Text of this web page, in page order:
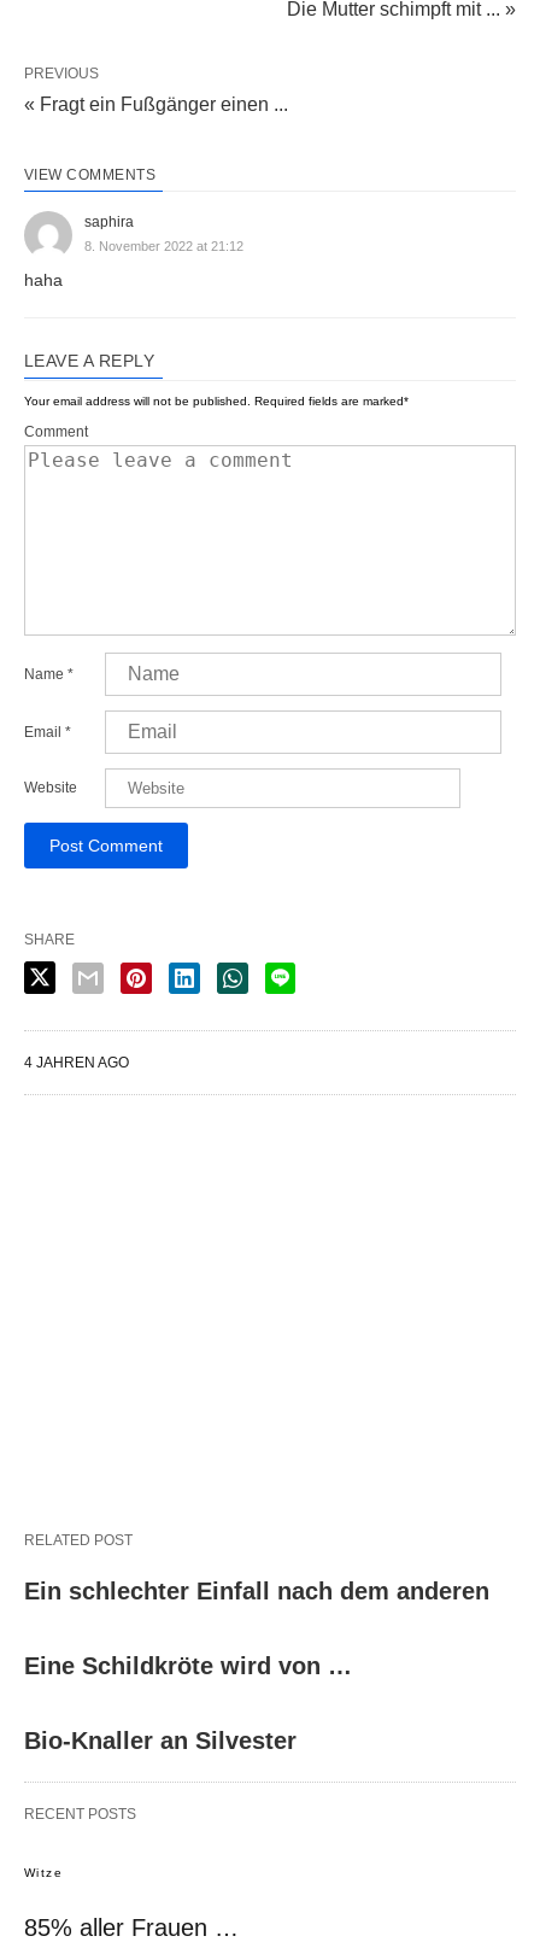
Die Mutter schimpft mit ... »
PREVIOUS
« Fragt ein Fußgänger einen ...
VIEW COMMENTS
saphira
8. November 2022 at 21:12
haha
LEAVE A REPLY
Your email address will not be published. Required fields are marked*
Comment
Name *
Email *
Website
SHARE
4 JAHREN AGO
RELATED POST
Ein schlechter Einfall nach dem anderen
Eine Schildkröte wird von …
Bio-Knaller an Silvester
RECENT POSTS
Witze
85% aller Frauen …